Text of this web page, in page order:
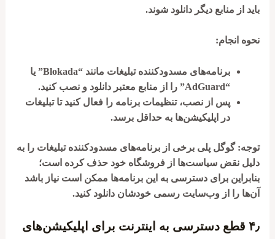
باید از منابع دیگر دانلود شوند.
نحوه انجام:
برنامه‌های مسدودکننده تبلیغات مانند “Blokada” یا
“AdGuard” را از منابع معتبر دانلود و نصب کنید.
پس از نصب، تنظیمات برنامه را فعال کنید تا تبلیغات
در اپلیکیشن‌ها به حداقل برسد.
توجه: گوگل پلی برخی از برنامه‌های مسدودکننده تبلیغات را به
دلیل نقض سیاست‌ها از فروشگاه خود حذف کرده است؛
بنابراین برای دسترسی به این برنامه‌ها ممکن است نیاز باشد
آن‌ها را از وب‌سایت رسمی خودشان دانلود کنید.
۴٫ قطع دسترسی به اینترنت برای اپلیکیشن‌های